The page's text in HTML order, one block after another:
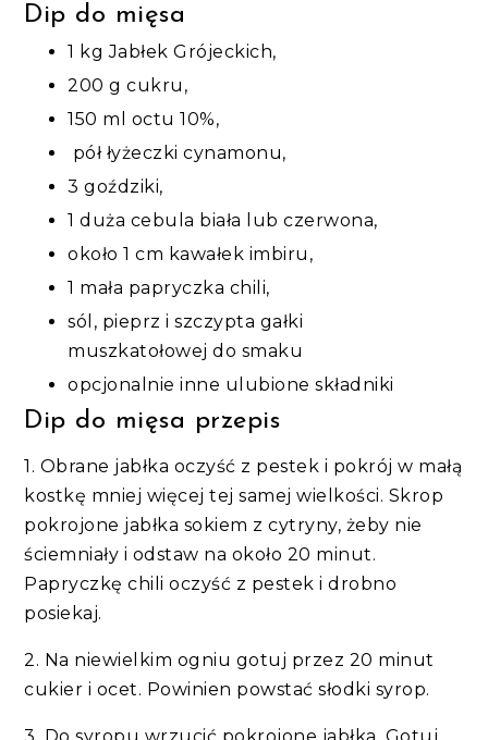
Dip do mięsa
1 kg Jabłek Grójeckich,
200 g cukru,
150 ml octu 10%,
pół łyżeczki cynamonu,
3 goździki,
1 duża cebula biała lub czerwona,
około 1 cm kawałek imbiru,
1 mała papryczka chili,
sól, pieprz i szczypta gałki
muszkatołowej do smaku
opcjonalnie inne ulubione składniki
Dip do mięsa przepis
1. Obrane jabłka oczyść z pestek i pokrój w małą
kostkę mniej więcej tej samej wielkości. Skrop
pokrojone jabłka sokiem z cytryny, żeby nie
ściemniały i odstaw na około 20 minut.
Papryczkę chili oczyść z pestek i drobno
posiekaj.
2. Na niewielkim ogniu gotuj przez 20 minut
cukier i ocet. Powinien powstać słodki syrop.
3. Do syropu wrzucić pokrojone jabłka. Gotuj